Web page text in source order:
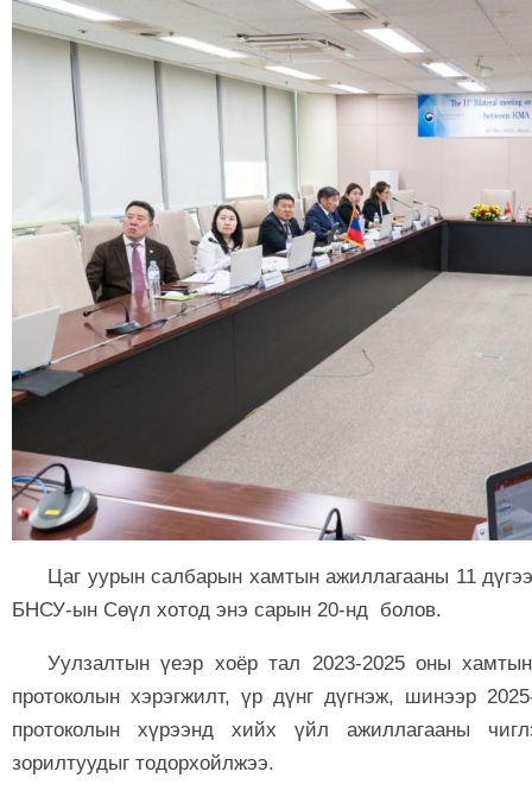
Цаг уурын салбарын хамтын ажиллагааны 11
БНСУ-ын Сөүл хотод энэ сарын 20-нд болов.
Уулзалтын үеэр хоёр тал 2023-2025 оны
протоколын хэрэгжилт, үр дүнг дүгнэж, шинээр
протоколын хүрээнд хийх үйл ажиллагааны
зорилтуудыг тодорхойлжээ.